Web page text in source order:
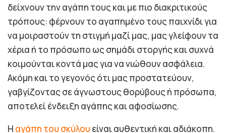
δείχνουν την αγάπη τους και με πιο διακριτικούς
τρόπους: φέρνουν το αγαπημένο τους παιχνίδι για
να μοιραστούν τη στιγμή μαζί μας, μας γλείφουν τα
χέρια ή το πρόσωπο ως σημάδι στοργής και συχνά
κοιμούνται κοντά μας για να νιώθουν ασφάλεια.
Ακόμη και το γεγονός ότι μας προστατεύουν,
γαβγίζοντας σε άγνωστους θορύβους ή πρόσωπα,
αποτελεί ένδειξη αγάπης και αφοσίωσης.
Η αγάπη του σκύλου είναι αυθεντική και αδιάκοπη.